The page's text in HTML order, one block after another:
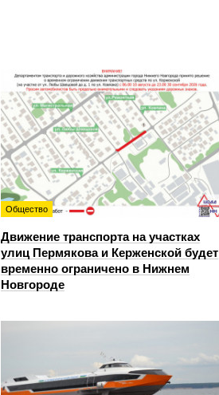
Общество
Движение транспорта на участках
улиц Пермякова и Керженской будет
временно ограничено в Нижнем
Новгороде